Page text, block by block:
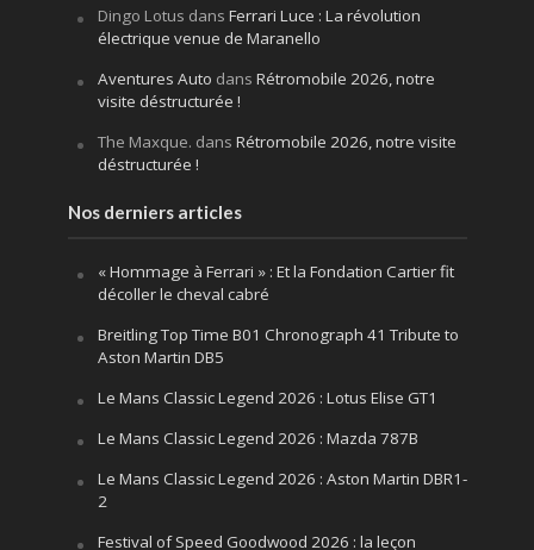
Dingo Lotus dans Ferrari Luce : La révolution
électrique venue de Maranello
Aventures Auto dans Rétromobile 2026, notre
visite déstructurée !
The Maxque. dans Rétromobile 2026, notre visite
déstructurée !
Nos derniers articles
« Hommage à Ferrari » : Et la Fondation Cartier fit
décoller le cheval cabré
Breitling Top Time B01 Chronograph 41 Tribute to
Aston Martin DB5
Le Mans Classic Legend 2026 : Lotus Elise GT1
Le Mans Classic Legend 2026 : Mazda 787B
Le Mans Classic Legend 2026 : Aston Martin DBR1-
2
Festival of Speed Goodwood 2026 : la leçon